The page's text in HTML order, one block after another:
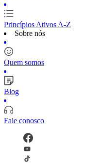
Princípios Ativos A-Z
Sobre nós
Quem somos
Blog
Fale conosco